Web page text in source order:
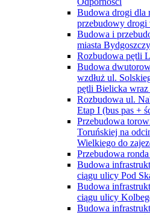
Budowa drogi dla
przebudowy
Budowa i
miasta Bydgoszczy
Rozbudowa pętli
Budowa
wzdłuż ul.
pętli Bielicka
Rozbudowa ul.
Etap I (bus pas +
Przebudowa
Toruńskiej na
Wielkiego do
Przebudowa
Budowa
ciągu ulicy Pod
Budowa
ciągu ulicy
Budowa